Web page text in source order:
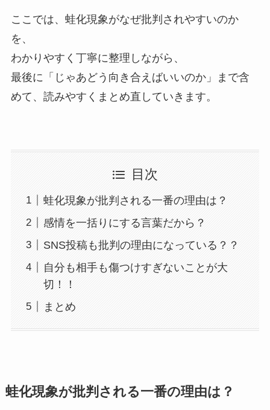
ここでは、蛙化現象がなぜ批判されやすいのか
を、
わかりやすく丁寧に整理しながら、
最後に「じゃあどう向き合えばいいのか」まで含
めて、読みやすくまとめ直していきます。
目次
蛙化現象が批判される一番の理由は？
感情を一括りにする言葉だから？
SNS投稿も批判の理由になっている？？
自分も相手も傷つけすぎないことが大
切！！
まとめ
蛙化現象が批判される一番の理由は？